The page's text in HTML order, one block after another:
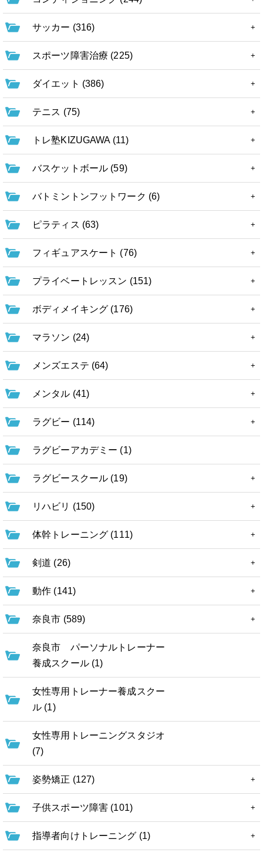
サッカー (316)
スポーツ障害治療 (225)
ダイエット (386)
テニス (75)
トレ塾KIZUGAWA (11)
バスケットボール (59)
バトミントンフットワーク (6)
ピラティス (63)
フィギュアスケート (76)
プライベートレッスン (151)
ボディメイキング (176)
マラソン (24)
メンズエステ (64)
メンタル (41)
ラグビー (114)
ラグビーアカデミー (1)
ラグビースクール (19)
リハビリ (150)
体幹トレーニング (111)
剣道 (26)
動作 (141)
奈良市 (589)
奈良市 パーソナルトレーナー
養成スクール (1)
女性専用トレーナー養成スクー
ル (1)
女性専用トレーニングスタジオ
(7)
姿勢矯正 (127)
子供スポーツ障害 (101)
指導者向けトレーニング (1)